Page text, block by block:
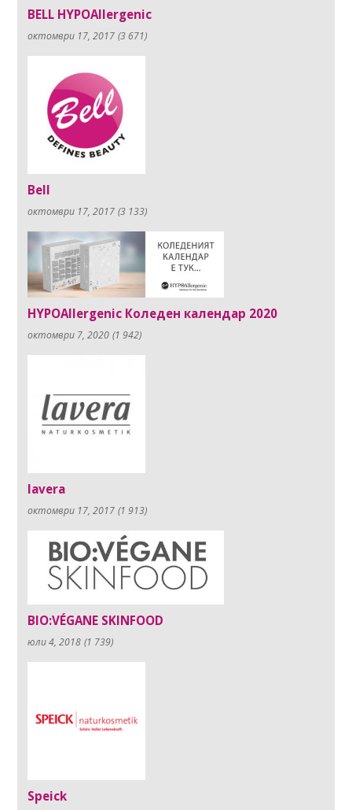
BELL HYPOAllergenic
октомври 17, 2017 (3 671)
Bell
октомври 17, 2017 (3 133)
HYPOAllergenic Коледен календар 2020
октомври 7, 2020 (1 942)
lavera
октомври 17, 2017 (1 913)
BIO:VÉGANE SKINFOOD
юли 4, 2018 (1 739)
Speick